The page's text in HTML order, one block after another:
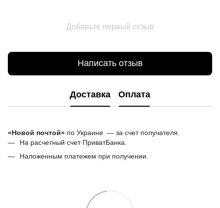
Добавьте первый отзыв
Написать отзыв
Доставка Оплата
«Новой почтой» по Украине — за счет получателя.
На расчетный счет ПриватБанка.
Наложенным платежем при получении.